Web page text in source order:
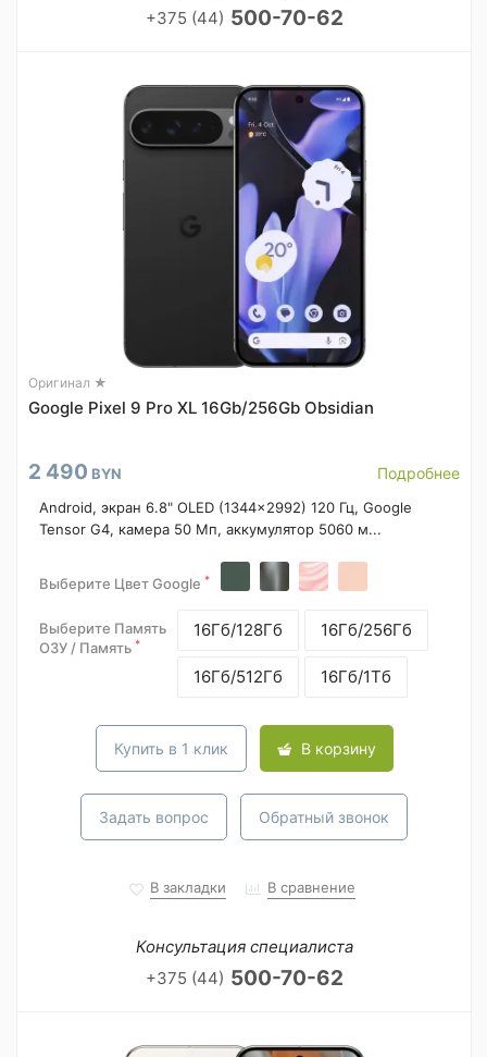
+375 (44) 500-70-62
Оригинал ★
Google Pixel 9 Pro XL 16Gb/256Gb Obsidian
2 490 BYN Подробнее
Android, экран 6.8" OLED (1344x2992) 120 Гц, Google
Tensor G4, камера 50 Мп, аккумулятор 5060 м...
Выберите Цвет Google *
Выберите Память
ОЗУ / Память *
16Гб/128Гб 16Гб/256Гб
16Гб/512Гб 16Гб/1Тб
Купить в 1 клик В корзину
Задать вопрос Обратный звонок
В закладки В сравнение
Консультация специалиста
+375 (44) 500-70-62